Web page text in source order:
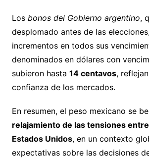
Los bonos del Gobierno argentino,
desplomado antes de las
incrementos en todos sus
denominados en dólares con
subieron hasta 14 centavos,
confianza de los mercados.
En resumen, el peso mexicano se
relajamiento de las tensiones
Estados Unidos, en un contexto
expectativas sobre las decisiones